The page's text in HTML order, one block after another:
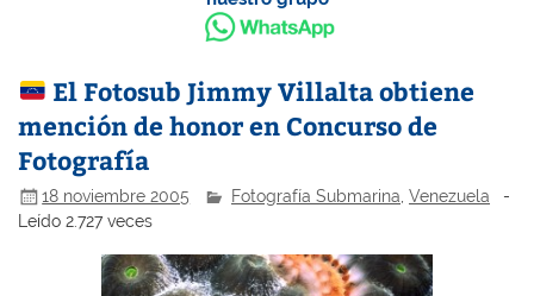
El Fotosub Jimmy Villalta obtiene
mención de honor en Concurso de
Fotografía
18 noviembre 2005 Fotografía Submarina ,Venezuela
-
Leído 2.727 veces